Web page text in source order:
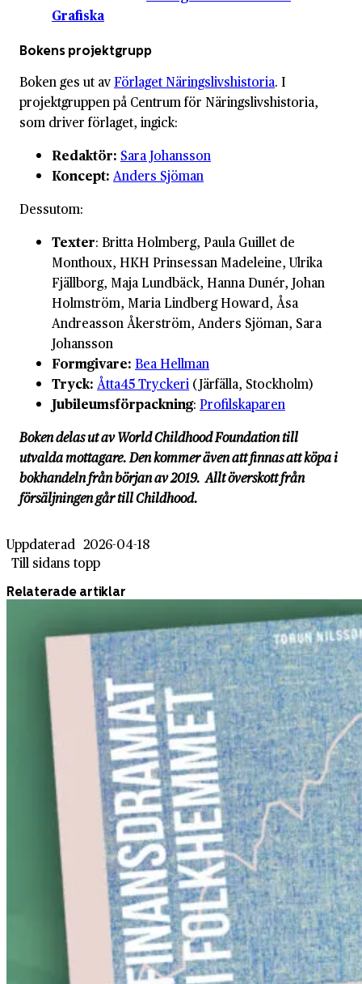
Grafiska
Bokens projektgrupp
Boken ges ut avFörlaget Näringslivshistoria. I
projektgruppen på Centrum för Näringslivshistoria,
som driver förlaget, ingick:
Redaktör: Sara Johansson
Koncept: Anders Sjöman
Dessutom:
Texter: Britta Holmberg, Paula Guillet de
Monthoux, HKH Prinsessan Madeleine, Ulrika
Fjällborg, Maja Lundbäck, Hanna Dunér, Johan
Holmström, Maria Lindberg Howard, Åsa
Andreasson Åkerström, Anders Sjöman, Sara
Johansson
Formgivare: Bea Hellman
Tryck: Åtta45 Tryckeri (Järfälla, Stockholm)
Jubileumsförpackning: Profilskaparen
Boken delas ut av World Childhood Foundation till
utvalda mottagare. Den kommer även att finnas att köpa i
bokhandeln från början av 2019. Allt överskott från
försäljningen går till Childhood.
Uppdaterad 2026-04-18
Till sidans topp
Relaterade artiklar